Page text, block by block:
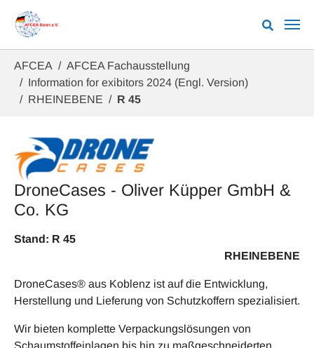
AFCEA
AFCEA Fachausstellung
Information for exibitors 2024 (Engl. Version)
RHEINEBENE
R 45
DroneCases - Oliver Küpper GmbH &
Co. KG
Stand: R 45
RHEINEBENE
DroneCases® aus Koblenz ist auf die Entwicklung,
Herstellung und Lieferung von Schutzkoffern spezialisiert.
Wir bieten komplette Verpackungslösungen von